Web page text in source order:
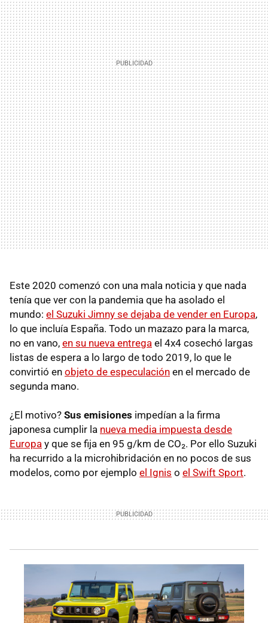
Este 2020 comenzó con una mala noticia y que nada
tenía que ver con la pandemia que ha asolado el
mundo: el Suzuki Jimny se dejaba de vender en Europa,
lo que incluía España. Todo un mazazo para la marca,
no en vano, en su nueva entrega el 4x4 cosechó largas
listas de espera a lo largo de todo 2019, lo que le
convirtió en objeto de especulación en el mercado de
segunda mano.
¿El motivo? Sus emisiones impedían a la firma
japonesa cumplir la nueva media impuesta desde
Europa y que se fija en 95 g/km de CO₂. Por ello Suzuki
ha recurrido a la microhibridación en no pocos de sus
modelos, como por ejemplo el Ignis o el Swift Sport.